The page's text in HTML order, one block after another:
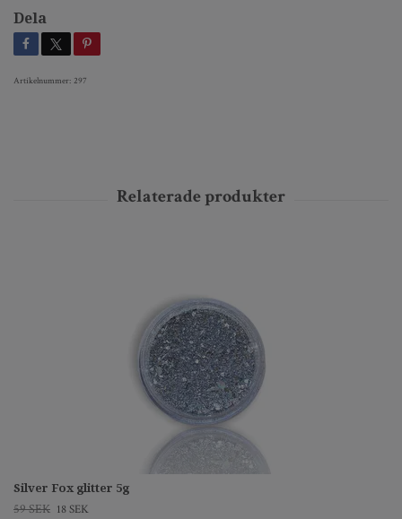
Dela
Artikelnummer: 297
Silver Fox glitter 5g
59 SEK 18 SEK